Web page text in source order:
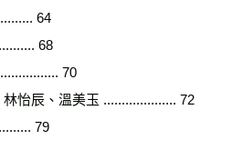
64
68
70
怡辰、溫美玉 .................... 72
79